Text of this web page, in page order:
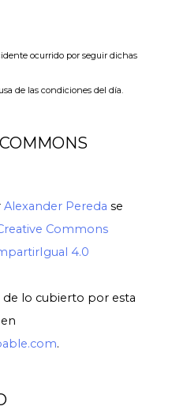
ocurrido por seguir dichas
de las condiciones del día.
Alexander Pereda se
Commons
4.0
de lo cubierto por esta
.